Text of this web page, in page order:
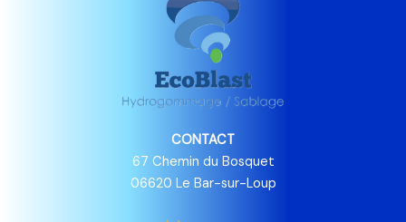
CONTACT
67 Chemin du Bosquet
06620 Le Bar-sur-Loup